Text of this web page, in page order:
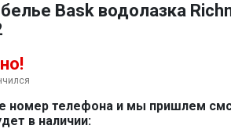
Bask водолазка
номер телефона и мы пришлем
в наличии: